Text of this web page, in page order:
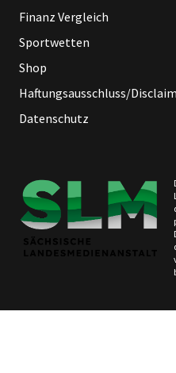
Finanz Vergleich
Sportwetten
Shop
Haftungsausschluss/
Datenschutz